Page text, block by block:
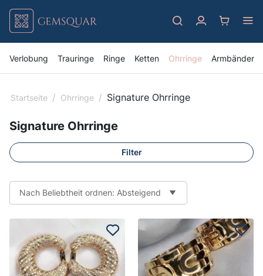
Verlobung Trauringe Ringe Ketten Ohrringe Armbänder
Startseite / Ohrringe / Signature Ohrringe
Signature Ohrringe
Filter
Nach Beliebtheit ordnen: Absteigend